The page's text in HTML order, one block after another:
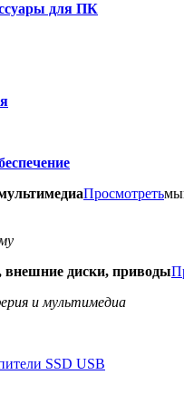
для ПК
Просмотреть
диски, приводы
и мультимедиа
SSD USB